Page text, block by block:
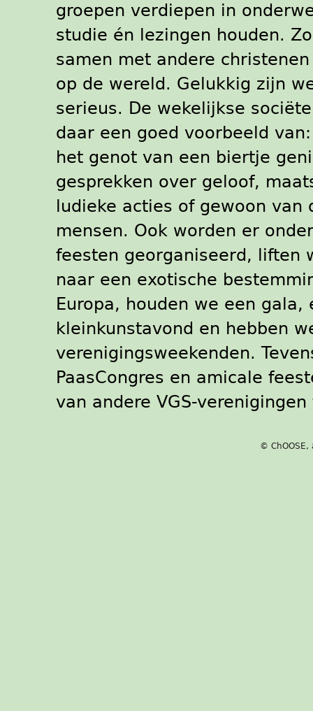
groepen verdiepen in
studie én lezingen houden.
samen met andere
op de wereld. Gelukkig zijn
serieus. De wekelijkse
daar een goed voorbeeld
het genot van een biertje
gesprekken over geloof,
ludieke acties of gewoon van
mensen. Ook worden er
feesten georganiseerd, liften
naar een exotische
Europa, houden we een gala,
kleinkunstavond en hebben
verenigingsweekenden.
PaasCongres en amicale
van andere VGS-
© ChOOSE,